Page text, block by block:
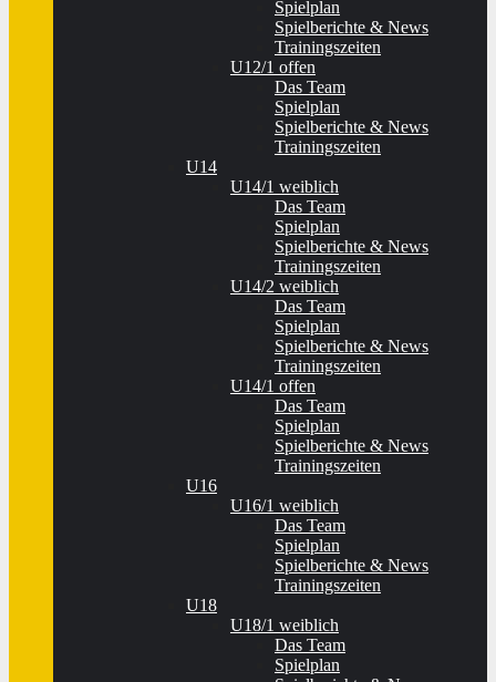
Spielplan
Spielberichte & News
Trainingszeiten
U12/1 offen
Das Team
Spielplan
Spielberichte & News
Trainingszeiten
U14
U14/1 weiblich
Das Team
Spielplan
Spielberichte & News
Trainingszeiten
U14/2 weiblich
Das Team
Spielplan
Spielberichte & News
Trainingszeiten
U14/1 offen
Das Team
Spielplan
Spielberichte & News
Trainingszeiten
U16
U16/1 weiblich
Das Team
Spielplan
Spielberichte & News
Trainingszeiten
U18
U18/1 weiblich
Das Team
Spielplan